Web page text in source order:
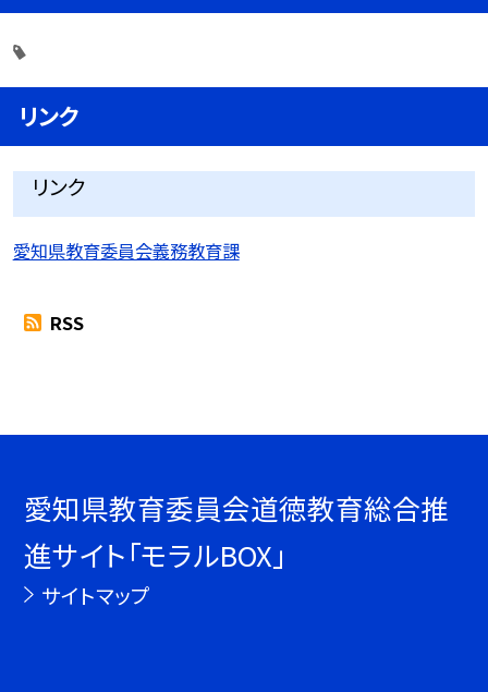
リンク
リンク
愛知県教育委員会義務教育課
RSS
愛知県教育委員会道徳教育総合推
進サイト「モラルBOX」
サイトマップ